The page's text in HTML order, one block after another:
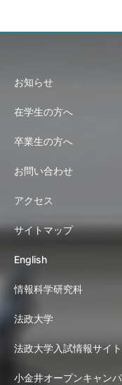
お知らせ
在学生の方へ
卒業生の方へ
お問い合わせ
アクセス
サイトマップ
English
情報科学研究科
法政大学
法政大学入試情報サイト
小金井オープンキャン